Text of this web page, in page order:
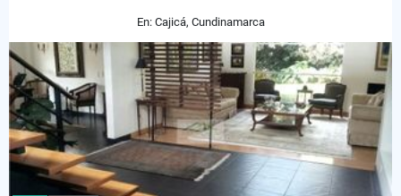
En: Cajicá, Cundinamarca